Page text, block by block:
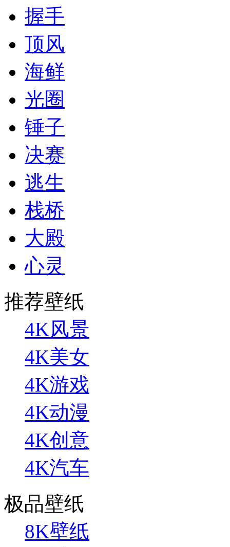
握手
顶风
海鲜
光圈
锤子
决赛
逃生
栈桥
大殿
心灵
推荐壁纸
4K风景
4K美女
4K游戏
4K动漫
4K创意
4K汽车
极品壁纸
8K壁纸